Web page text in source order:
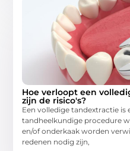
Hoe verloopt een
zijn de risico's?
Een volledige tandextractie is
tandheelkundige procedure
en/of onderkaak worden
redenen nodig zijn,